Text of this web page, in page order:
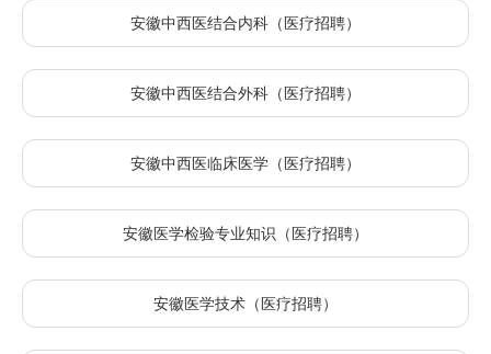
安徽中西医结合内科（医疗招聘）
安徽中西医结合外科（医疗招聘）
安徽中西医临床医学（医疗招聘）
安徽医学检验专业知识（医疗招聘）
安徽医学技术（医疗招聘）